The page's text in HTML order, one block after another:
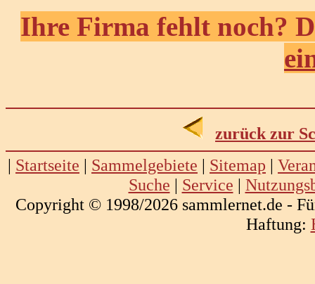
Ihre Firma fehlt noch?
zurück zur
| Startseite | Sammelgebiete | Sitemap |
Suche | Service |
Copyright © 1998/2026 sammlernet.de -
Haftung: